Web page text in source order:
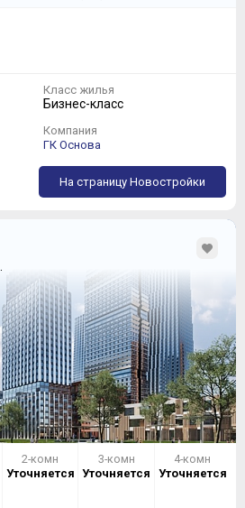
Класс жилья
Бизнес-класс
Компания
ГК Основа
На страницу Новостройки
2-комн
Уточняется
3-комн
Уточняется
4-комн
Уточняется